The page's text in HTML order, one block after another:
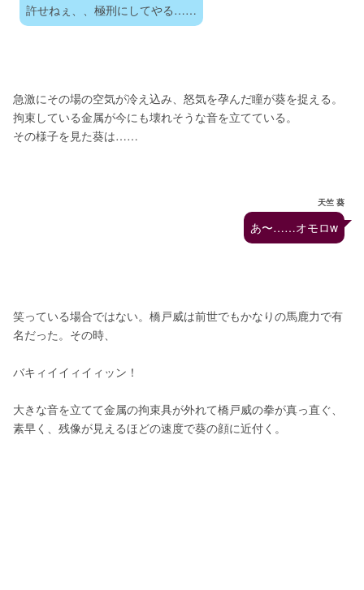
許せねぇ、、極刑にしてやる……
急激にその場の空気が冷え込み、怒気を孕んだ瞳が葵を捉える。
拘束している金属が今にも壊れそうな音を立てている。
その様子を見た葵は……
天竺 葵
あ〜……オモロw
笑っている場合ではない。橋戸威は前世でもかなりの馬鹿力で有
名だった。その時、
バキィイイィイィッン！
大きな音を立てて金属の拘束具が外れて橋戸威の拳が真っ直ぐ、
素早く、残像が見えるほどの速度で葵の顔に近付く。